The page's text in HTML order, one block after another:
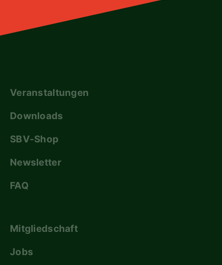
Veranstaltungen
Downloads
SBV-Shop
Newsletter
FAQ
Mitgliedschaft
Jobs